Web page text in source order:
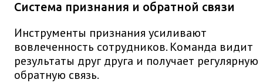
Система признания и обратной связи
Инструменты признания усиливают
вовлеченность сотрудников. Команда видит
результаты друг друга и получает регулярную
обратную связь.